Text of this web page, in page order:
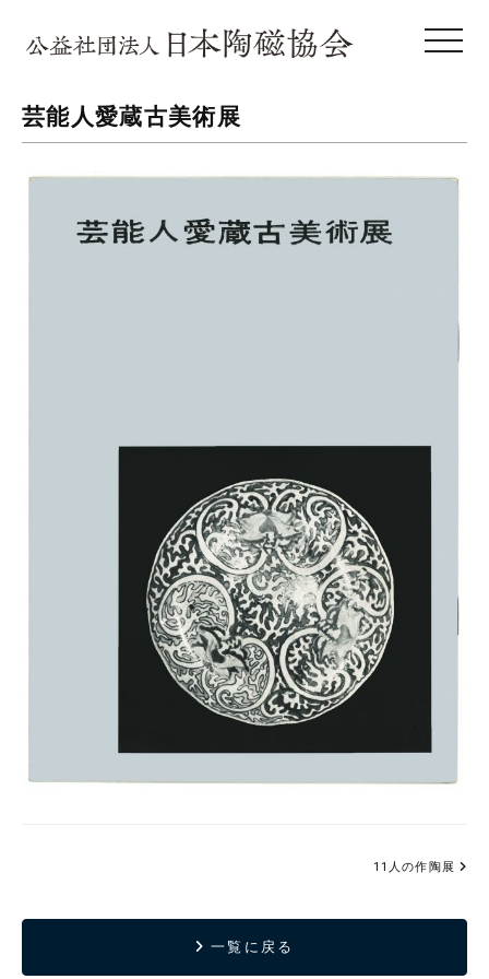
toggle
芸能人愛蔵古美術展
11人の作陶展
一覧に戻る